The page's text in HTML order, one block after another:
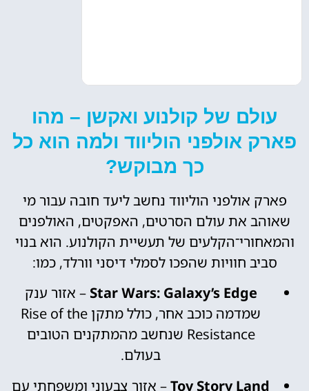
עולם של קולנוע ואקשן – מהו
פארק אולפני הוליווד ולמה הוא כל
כך מבוקש?
פארק אולפני הוליווד נחשב ליעד חובה עבור מי
שאוהב את עולם הסרטים, האפקטים, האולפנים
והמאחורי־הקלעים של תעשיית הקולנוע. הוא בנוי
סביב חוויות שהפכו לסמלי דיסני וורלד, כמו:
Star Wars: Galaxy’s Edge – אזור ענק
שמדמה כוכב אחר, כולל מתקן Rise of the
Resistance שנחשב מהמתקנים הטובים
בעולם.
Toy Story Land– אזור צבעוני ומשפחתי עם